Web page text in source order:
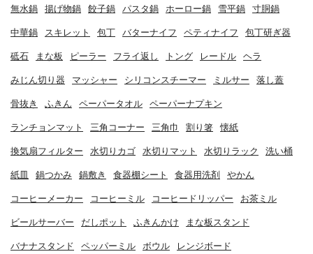
無水鍋 揚げ物鍋 餃子鍋 パスタ鍋 ホーロー鍋 雪平鍋 寸胴鍋
中華鍋 スキレット 包丁 バターナイフ ペティナイフ 包丁研ぎ器
砥石 まな板 ピーラー フライ返し トング レードル ヘラ
みじん切り器 マッシャー シリコンスチーマー ミルサー 落し蓋
骨抜き ふきん ペーパータオル ペーパーナプキン
ランチョンマット 三角コーナー 三角巾 割り箸 懐紙
換気扇フィルター 水切りカゴ 水切りマット 水切りラック 洗い桶
紙皿 鍋つかみ 鍋敷き 食器棚シート 食器用洗剤 やかん
コーヒーメーカー コーヒーミル コーヒードリッパー お茶ミル
ビールサーバー だしポット ふきんかけ まな板スタンド
バナナスタンド ペッパーミル ボウル レンジボード